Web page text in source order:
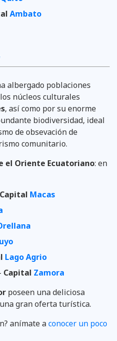
Ambato
albergado poblaciones
núcleos culturales
, así como por su enorme
biodiversidad, ideal
de obsevación de
comunitario.
el Oriente Ecuatoriano: en
Capital Macas
Lago Agrio
Capital Zamora
poseen una deliciosa
gran oferta turística.
anímate aconocer un poco